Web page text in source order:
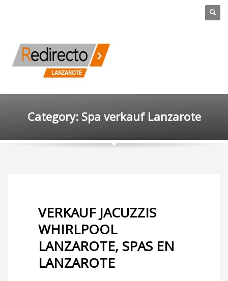
Category: Spa verkauf Lanzarote
VERKAUF JACUZZIS
WHIRLPOOL
LANZAROTE, SPAS EN
LANZAROTE